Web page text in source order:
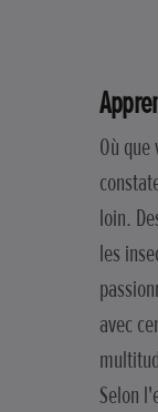
Où
loin.
les
avec
Selon